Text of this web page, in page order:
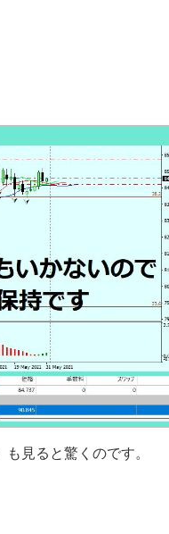
も見ると驚くのです。